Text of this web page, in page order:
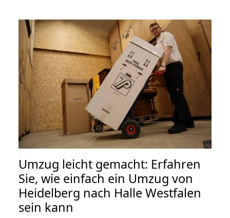
Umzug leicht gemacht: Erfahren
Sie, wie einfach ein Umzug von
Heidelberg nach Halle Westfalen
sein kann